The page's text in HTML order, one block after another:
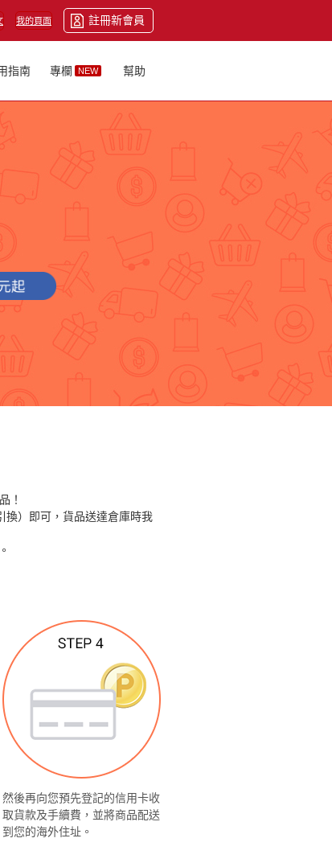
我的頁面 註冊新會員
指南 專欄 NEW 幫助
！
換）即可，貨品送達倉庫時我
然後再向您預先登記的信用卡收
取貨款及手續費，並將商品配送
到您的海外住址。